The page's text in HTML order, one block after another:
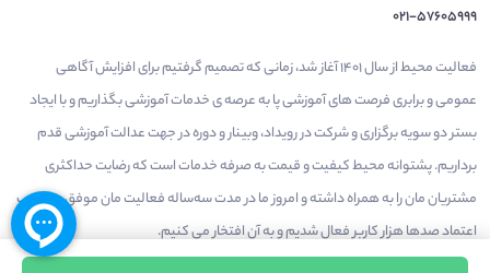
021-57605999
فعالیت محیط از سال 1401 آغاز شد، زمانی که تصمیم گرفتیم برای افزایش آگاهی
عمومی و برابری فرصت های آموزشی پا به عرصه ی خدمات آموزشی بگذاریم و با ایجاد
بستر دو سویه برگزاری و شرکت در رویداد، وبینار و دوره در جهت عدالت آموزشی قدم
برداریم. پشتوانه محیط کیفیت و قیمت به صرفه خدمات است که رضایت حداکثری
مشتریان مان را به همراه داشته و امروز ما در مدت سه‌ساله فعالیت مان موفق به کسب
اعتماد صدها هزار کاربر فعال شدیم و به آن افتخار می‌ کنیم.